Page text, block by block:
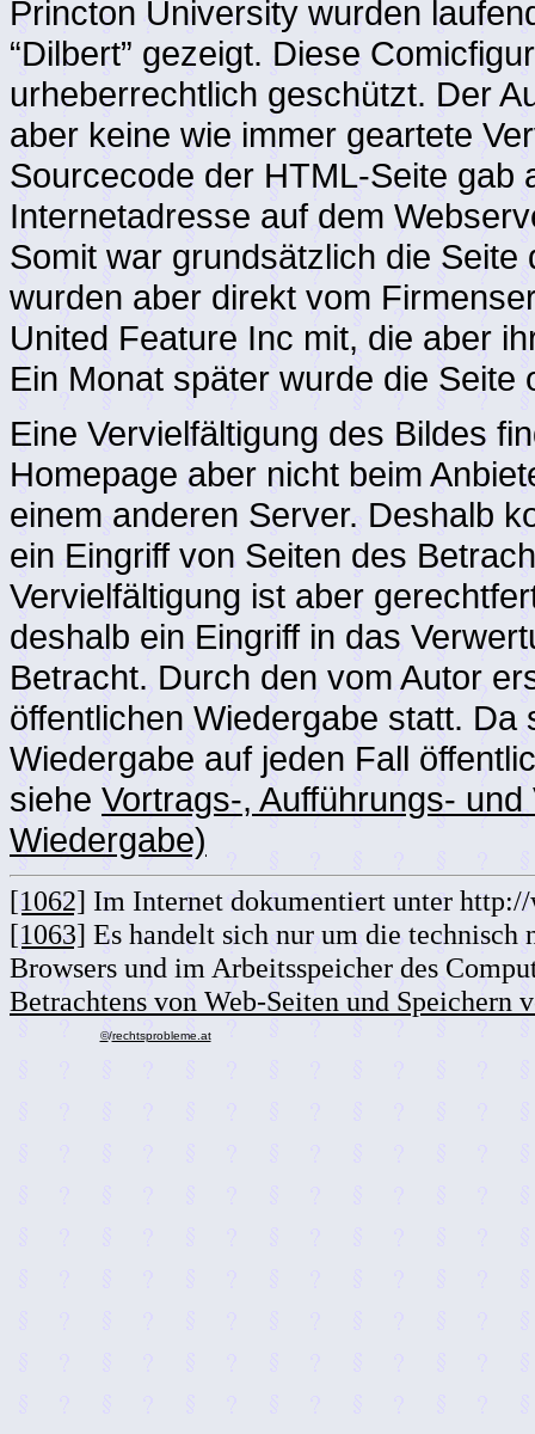
Princton University wurden
“Dilbert” gezeigt. Diese
urheberrechtlich geschützt. Der
aber keine wie immer geartete
Sourcecode der HTML-Seite gab
Internetadresse auf dem
Somit war grundsätzlich die
wurden aber direkt vom
United Feature Inc mit, die aber
Ein Monat später wurde die Seite
Eine Vervielfältigung des Bildes
Homepage aber nicht beim
einem anderen Server. Deshalb
ein Eingriff von Seiten des
Vervielfältigung ist aber
deshalb ein Eingriff in das
Betracht. Durch den vom Autor
öffentlichen Wiedergabe statt.
Wiedergabe auf jeden Fall
siehe Vortrags-, Aufführungs-
Wiedergabe)
[1062] Im Internet dokumentiert unter
[1063] Es handelt sich nur um die
Browsers und im Arbeitsspeicher des
Betrachtens von Web-Seiten und
©/rechtsprobleme.at